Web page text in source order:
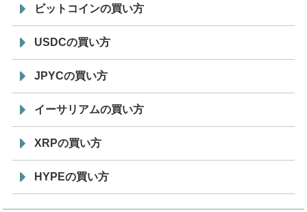
ビットコインの買い方
USDCの買い方
JPYCの買い方
イーサリアムの買い方
XRPの買い方
HYPEの買い方